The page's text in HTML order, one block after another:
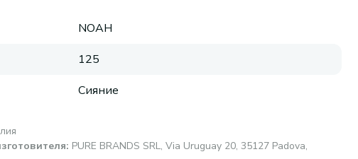
NOAH
125
Сияние
: PURE BRANDS SRL, Via Uruguay 20, 35127 Padova,